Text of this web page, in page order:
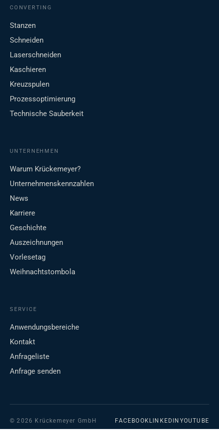
CONVERTING
Stanzen
Schneiden
Laserschneiden
Kaschieren
Kreuzspulen
Prozessoptimierung
Technische Sauberkeit
UNTERNEHMEN
Warum Krückemeyer?
Unternehmenskennzahlen
News
Karriere
Geschichte
Auszeichnungen
Vorlesetag
Weihnachtstombola
SERVICE
Anwendungsbereiche
Kontakt
Anfrageliste
Anfrage senden
© 2026 Krückemeyer GmbH FACEBOOK LINKEDIN YOUTUBE